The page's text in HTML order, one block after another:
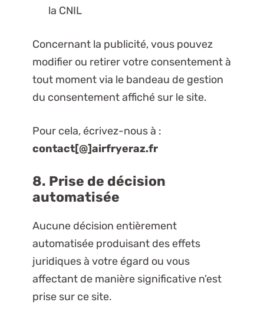
la CNIL
Concernant la publicité, vous pouvez
modifier ou retirer votre consentement à
tout moment via le bandeau de gestion
du consentement affiché sur le site.
Pour cela, écrivez-nous à :
contact[@]airfryeraz.fr
8. Prise de décision
automatisée
Aucune décision entièrement
automatisée produisant des effets
juridiques à votre égard ou vous
affectant de manière significative n’est
prise sur ce site.